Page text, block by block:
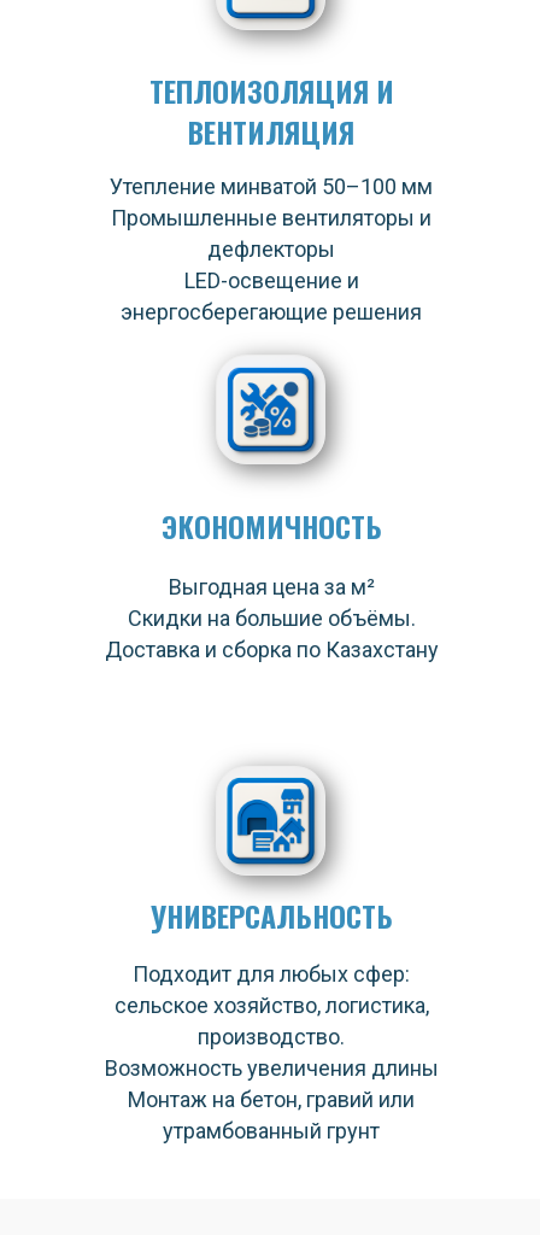
Выгодная цена за м²
Скидки на большие объёмы.
Доставка и сборка по Казахстану
ЭКОНОМИЧНОСТЬ
УНИВЕРСАЛЬНОСТЬ
Подходит для любых сфер:
сельское хозяйство, логистика,
производство.
Возможность увеличения длины
Монтаж на бетон, гравий или
утрамбованный грунт
Утепление минватой 50–100 мм
Промышленные вентиляторы и
дефлекторы
LED-освещение и
энергосберегающие решения
ТЕПЛОИЗОЛЯЦИЯ И
ВЕНТИЛЯЦИЯ